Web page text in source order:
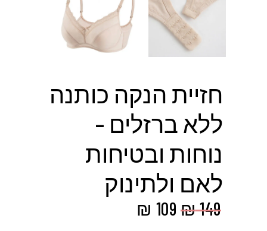
חזיית הנקה כותנה
ללא ברזלים –
נוחות ובטיחות
לאם ולתינוק
₪149
המחיר
₪ 109